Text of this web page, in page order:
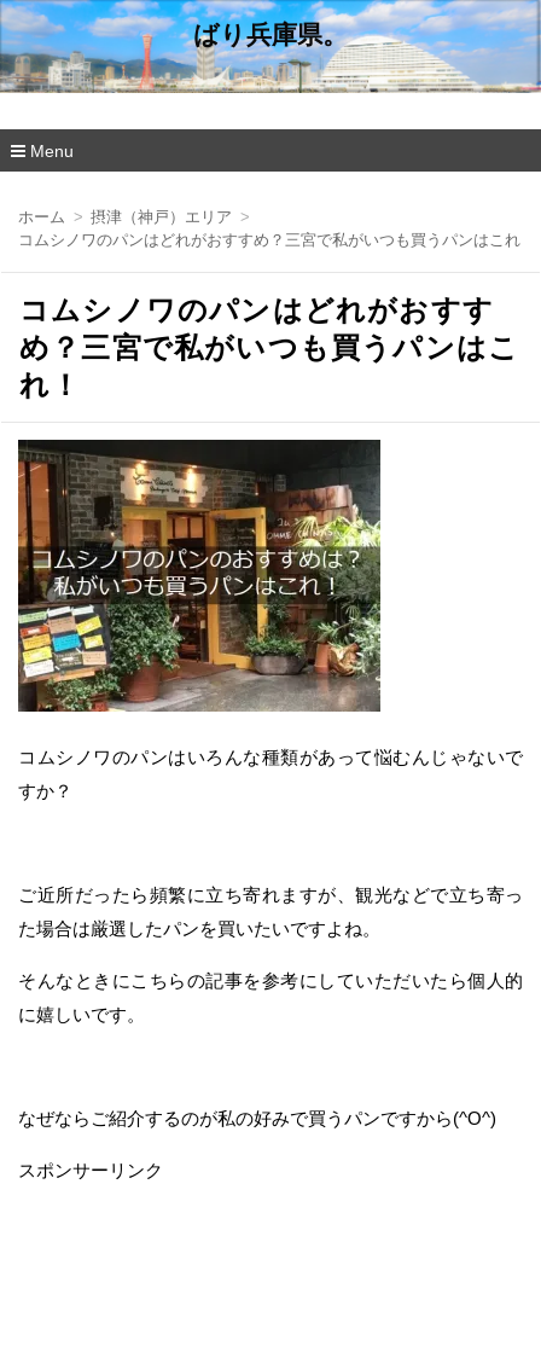
ばり兵庫県。
Menu
ホーム
摂津（神戸）エリア
コムシノワのパンはどれがおすすめ？三宮で私がいつも買うパンはこれ！
コムシノワのパンはどれがおすす
め？三宮で私がいつも買うパンはこ
れ！
コムシノワのパンはいろんな種類があって悩むんじゃないで
すか？
ご近所だったら頻繁に立ち寄れますが、観光などで立ち寄っ
た場合は厳選したパンを買いたいですよね。
そんなときにこちらの記事を参考にしていただいたら個人的
に嬉しいです。
なぜならご紹介するのが私の好みで買うパンですから(^O^)
スポンサーリンク